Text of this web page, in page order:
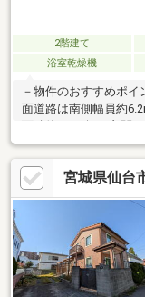
2階建て
浴室乾燥機
－物件のおすすめポ
面道路は南側幅員約
それぞれ南側からの採
広縁付の和室は約8帖
付の駐車場有(車種に
イレ有▼周辺環境・ス
410m)■ ご希望の住
物件の詳細・ご相談
宮城県仙台